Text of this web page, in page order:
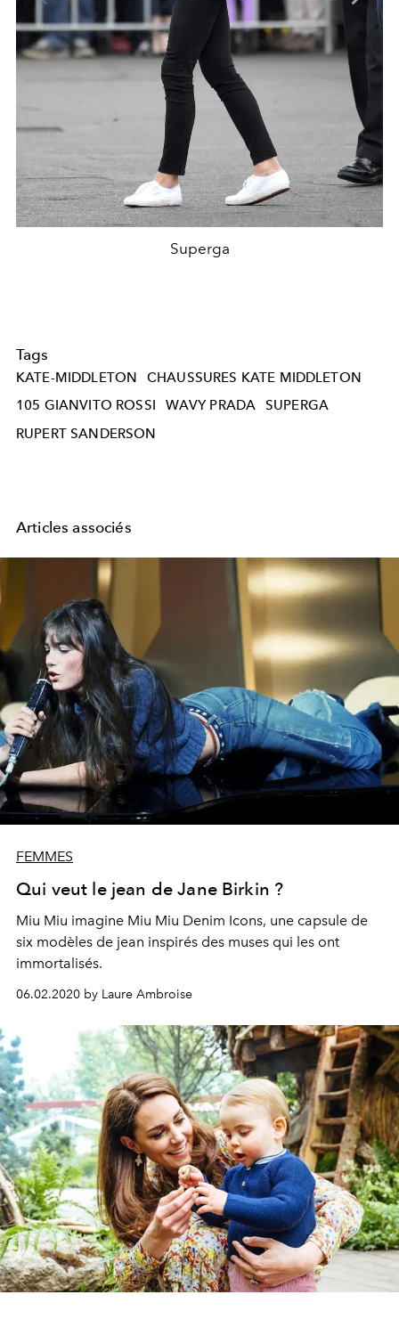
Superga
Tags
KATE-MIDDLETON
CHAUSSURES KATE MIDDLETON
105 GIANVITO ROSSI
WAVY PRADA
SUPERGA
RUPERT SANDERSON
Articles associés
FEMMES
Qui veut le jean de Jane Birkin ?
Miu Miu imagine Miu Miu Denim Icons, une capsule de
six modèles de jean inspirés des muses qui les ont
immortalisés.
06.02.2020 by Laure Ambroise